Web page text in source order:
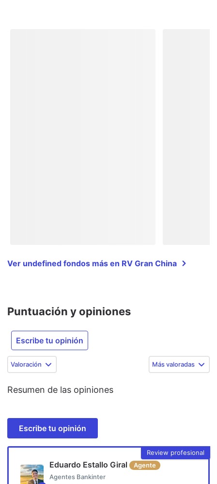
Ver undefined fondos más en RV Gran China
Puntuación y opiniones
Escribe tu opinión
Valoración Más valoradas
Resumen de las opiniones
Escribe tu opinión
Review profesional
Eduardo Estallo Giral
Agente
Agentes Bankinter